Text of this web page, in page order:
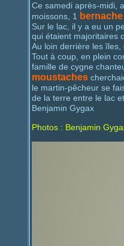
Ce samedi après-midi,
moissons, 1
Sur le lac, il y a eu un
qui étaient majoritaires
Au loin derrière les îles,
Tout à coup, en plein
famille de cygne
moustaches
le martin-pêcheur se
de la terre entre le lac
Benjamin Gygax
Photos : Benjamin